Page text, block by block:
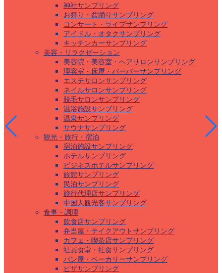
神社サンプリング
お祭り・盆踊りサンプリング
コンサート・ライブサンプリング
アイドル・オタクサンプリング
キッチンカーサンプリング
美容・リラクゼーション
美容院・美容室・ヘアサロンサンプリング
理容室・床屋・バーバーサンプリング
エステサロンサンプリング
ネイルサロンサンプリング
脱毛サロンサンプリング
温浴施設サンプリング
温泉サンプリング
サウナサンプリング
観光・旅行・宿泊
宿泊施設サンプリング
ホテルサンプリング
ビジネスホテルサンプリング
旅館サンプリング
民泊サンプリング
旅行代理店サンプリング
中国人観光客サンプリング
食事・調理
飲食店サンプリング
弁当屋・テイクアウトサンプリング
カフェ・喫茶店サンプリング
社員食堂・社食サンプリング
パン屋・ベーカリーサンプリング
ピザサンプリング